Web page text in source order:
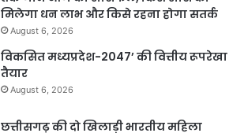
मिलेगा धन लाभ और किसे रहना होगा सतर्क
August 6, 2026
विकसित मध्यप्रदेश-2047’ की वित्तीय रूपरेखा
तैयार
August 6, 2026
छत्तीसगढ़ की दो खिलाड़ी भारतीय महिला